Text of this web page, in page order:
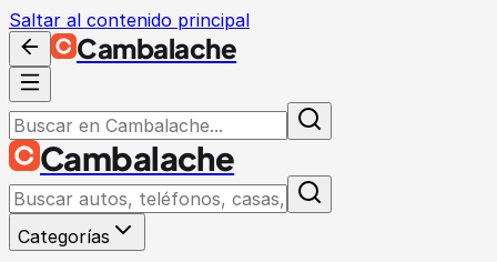
Saltar al contenido principal
Cambalache
Cambalache
Categorías